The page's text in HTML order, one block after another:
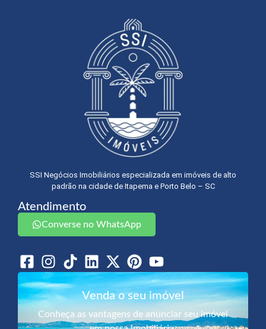
SSI Negócios Imobiliários especializada em imóveis de alto
padrão na cidade de Itapema e Porto Belo – SC
Atendimento
Converse no WhatsApp
Venda o seu imóvel
Conheça as vantagens de anunciar seu imóvel